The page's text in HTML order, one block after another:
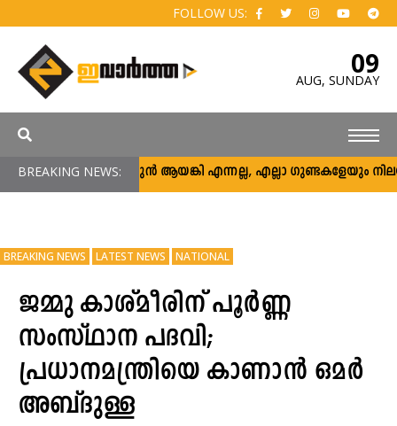
FOLLOW US:
09
AUG, SUNDAY
BREAKING NEWS:അര്‍ജുന്‍ ആയങ്കി എന്നല്ല, എല്ലാ ഗുണ്ടകളേയും നിലയ്ക്ക്
BREAKING NEWS LATEST NEWS NATIONAL
ജമ്മു കാശ്മീരിന് പൂര്‍ണ്ണ
സംസ്ഥാന പദവി;
പ്രധാനമന്ത്രിയെ കാണാൻ ഒമര്‍
അബ്ദുള്ള